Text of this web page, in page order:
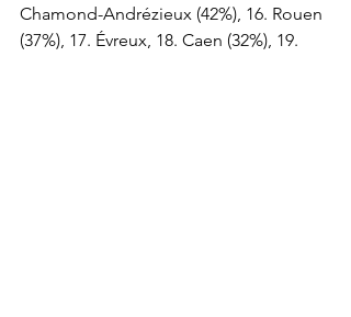
Chamond-Andrézieux (42%), 16. Rouen
(37%), 17. Évreux, 18. Caen (32%), 19.